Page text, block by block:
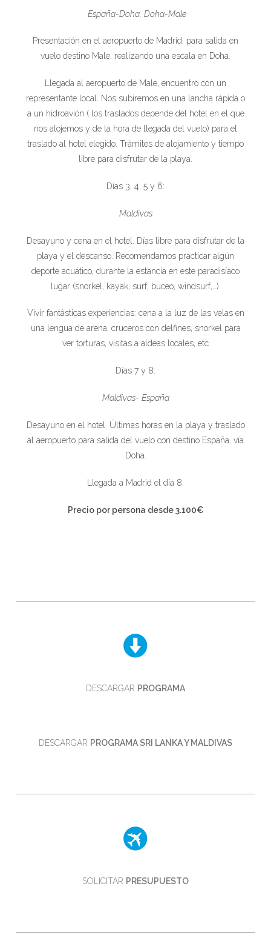
España-Doha, Doha-Male
Presentación en el aeropuerto de Madrid, para salida en
vuelo destino Male, realizando una escala en Doha.
Llegada al aeropuerto de Male, encuentro con un
representante local. Nos subiremos en una lancha rápida o
a un hidroavión ( los traslados depende del hotel en el que
nos alojemos y de la hora de llegada del vuelo) para el
traslado al hotel elegido. Trámites de alojamiento y tiempo
libre para disfrutar de la playa.
Días 3, 4, 5 y 6:
Maldivas
Desayuno y cena en el hotel. Días libre para disfrutar de la
playa y el descanso. Recomendamos practicar algún
deporte acuático, durante la estancia en este paradisíaco
lugar (snorkel, kayak, surf, buceo, windsurf,…).
Vivir fantásticas experiencias: cena a la luz de las velas en
una lengua de arena, cruceros con delfines, snorkel para
ver torturas, visitas a aldeas locales, etc
Días 7 y 8:
Maldivas- España
Desayuno en el hotel. Últimas horas en la playa y traslado
al aeropuerto para salida del vuelo con destino España, vía
Doha.
Llegada a Madrid el día 8.
Precio por persona desde3.100€
DESCARGAR PROGRAMA
DESCARGAR PROGRAMA SRI LANKA Y MALDIVAS
SOLICITAR PRESUPUESTO